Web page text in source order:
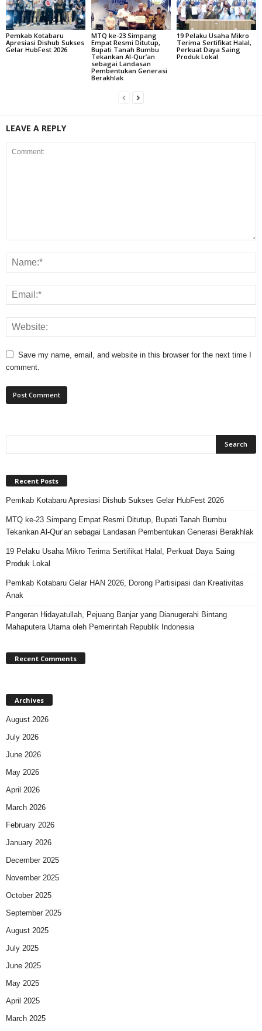
Pemkab Kotabaru
Apresiasi Dishub Sukses
Gelar HubFest 2026
MTQ ke-23 Simpang
Empat Resmi Ditutup,
Bupati Tanah Bumbu
Tekankan Al-Qur’an
sebagai Landasan
Pembentukan Generasi
Berakhlak
19 Pelaku Usaha Mikro
Terima Sertifikat Halal,
Perkuat Daya Saing
Produk Lokal
LEAVE A REPLY
Save my name, email, and website in this browser for the next time I
comment.
Recent Posts
Pemkab Kotabaru Apresiasi Dishub Sukses Gelar HubFest 2026
MTQ ke-23 Simpang Empat Resmi Ditutup, Bupati Tanah Bumbu
Tekankan Al-Qur’an sebagai Landasan Pembentukan Generasi Berakhlak
19 Pelaku Usaha Mikro Terima Sertifikat Halal, Perkuat Daya Saing
Produk Lokal
Pemkab Kotabaru Gelar HAN 2026, Dorong Partisipasi dan Kreativitas
Anak
Pangeran Hidayatullah, Pejuang Banjar yang Dianugerahi Bintang
Mahaputera Utama oleh Pemerintah Republik Indonesia
Recent Comments
Archives
August 2026
July 2026
June 2026
May 2026
April 2026
March 2026
February 2026
January 2026
December 2025
November 2025
October 2025
September 2025
August 2025
July 2025
June 2025
May 2025
April 2025
March 2025